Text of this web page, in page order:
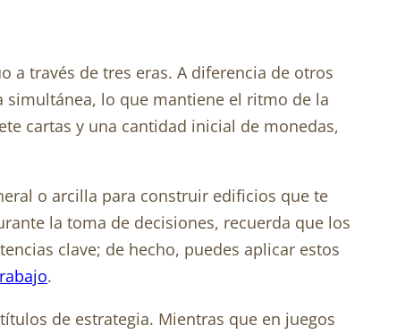
a través de tres eras. A diferencia de otros
lo que mantiene el ritmo de la
cartas y una cantidad inicial de monedas,
o arcilla para construir edificios que te
la toma de decisiones, recuerda que los
clave; de hecho, puedes aplicar estos
.
de estrategia. Mientras que en juegos